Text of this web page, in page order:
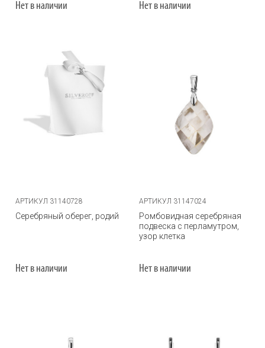
Нет в наличии Нет в наличии
АРТИКУЛ 31140728
Серебряный оберег, родий
Нет в наличии
АРТИКУЛ 31147024
Ромбовидная серебряная
подвеска с перламутром,
узор клетка
Нет в наличии